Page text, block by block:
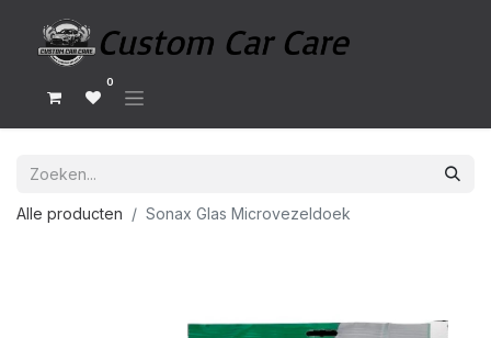
0
Alle producten Sonax Glas Microvezeldoek